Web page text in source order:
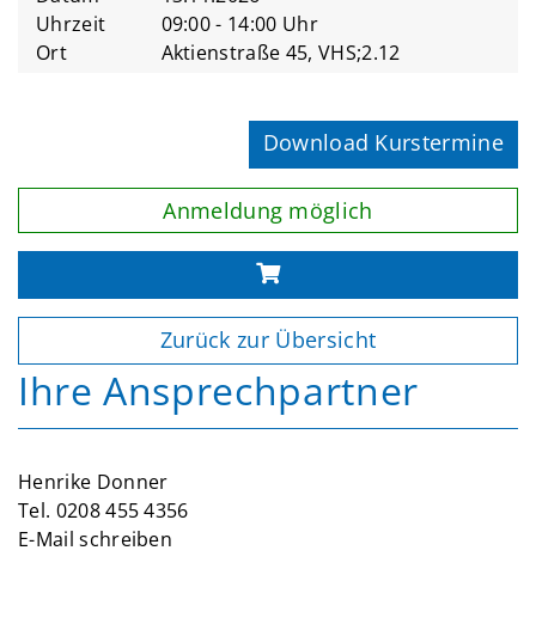
Uhrzeit
09:00 - 14:00 Uhr
Ort
Aktienstraße 45, VHS;2.12
Download Kurstermine
Anmeldung möglich
Zurück zur Übersicht
Ihre Ansprechpartner
Henrike Donner
Tel. 0208 455 4356
E-Mail schreiben